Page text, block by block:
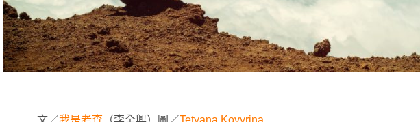
文／我是老查 （李全興）圖／Tetyana Kovyrina